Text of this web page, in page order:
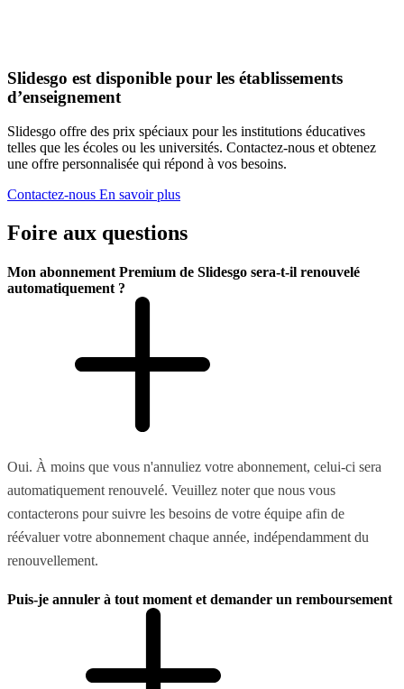
Slidesgo est disponible pour les établissements
d’enseignement
Slidesgo offre des prix spéciaux pour les institutions éducatives
telles que les écoles ou les universités. Contactez-nous et obtenez
une offre personnalisée qui répond à vos besoins.
Contactez-nous En savoir plus
Foire aux questions
Mon abonnement Premium de Slidesgo sera-t-il renouvelé
automatiquement ?
Oui. À moins que vous n'annuliez votre abonnement, celui-ci sera
automatiquement renouvelé. Veuillez noter que nous vous
contacterons pour suivre les besoins de votre équipe afin de
réévaluer votre abonnement chaque année, indépendamment du
renouvellement.
Puis-je annuler à tout moment et demander un remboursement